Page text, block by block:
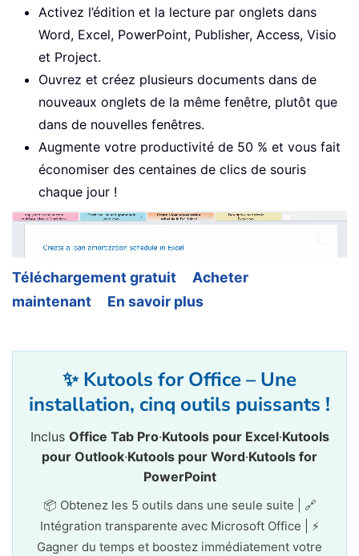
Activez l’édition et la lecture par onglets dans
Word, Excel, PowerPoint, Publisher, Access, Visio
et Project.
Ouvrez et créez plusieurs documents dans de
nouveaux onglets de la même fenêtre, plutôt que
dans de nouvelles fenêtres.
Augmente votre productivité de 50 % et vous fait
économiser des centaines de clics de souris
chaque jour !
Téléchargement gratuit
Acheter
maintenant
En savoir plus
✨ Kutools for Office – Une
installation, cinq outils puissants !
Inclus Office Tab Pro·Kutools pour Excel·Kutools
pour Outlook·Kutools pour Word·Kutools for
PowerPoint
📦 Obtenez les 5 outils dans une seule suite | 🔗
Intégration transparente avec Microsoft Office | ⚡
Gagner du temps et boostez immédiatement votre